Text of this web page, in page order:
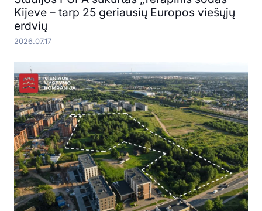
Kijeve – tarp 25 geriausių Europos viešųjų
erdvių
2026.07.17